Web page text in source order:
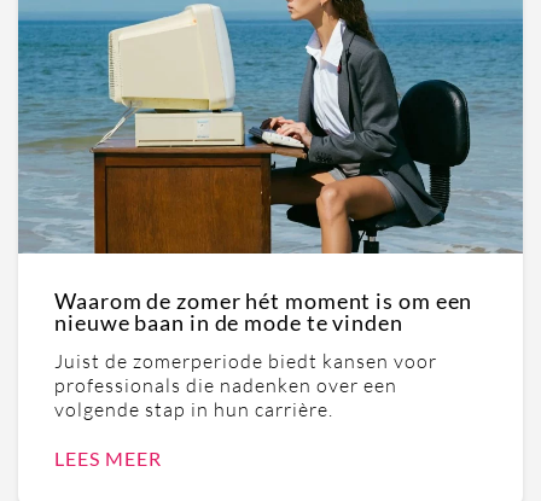
Waarom de zomer hét moment is om een
nieuwe baan in de mode te vinden
Juist de zomerperiode biedt kansen voor
professionals die nadenken over een
volgende stap in hun carrière.
LEES MEER